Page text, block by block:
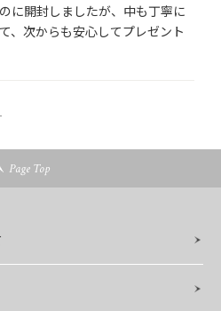
に開封しましたが、中も丁寧に
、次からも安心してプレゼント
Page Top